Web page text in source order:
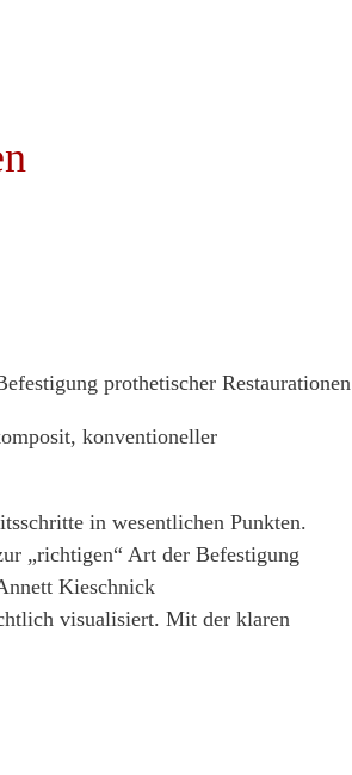
prothetischer Restaurationen
konventioneller
in wesentlichen Punkten.
„richtigen“ Art der Befestigung
Kieschnick
visualisiert. Mit der klaren